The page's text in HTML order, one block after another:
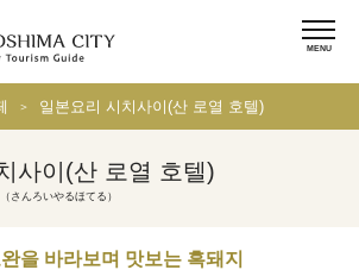
일본요리 시치사이(산 로열 호텔)
사이(산 로열 호텔)
さんろいやるほてる）
을 바라보며 맛보는 흑돼지